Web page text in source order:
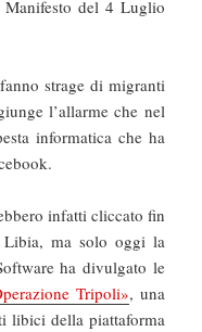
del 4 Luglio
strage di migranti
l’allarme che nel
informatica che ha
infatti cliccato fin
ma solo oggi la
ha divulgato le
Tripoli», una
libici della piattaforma